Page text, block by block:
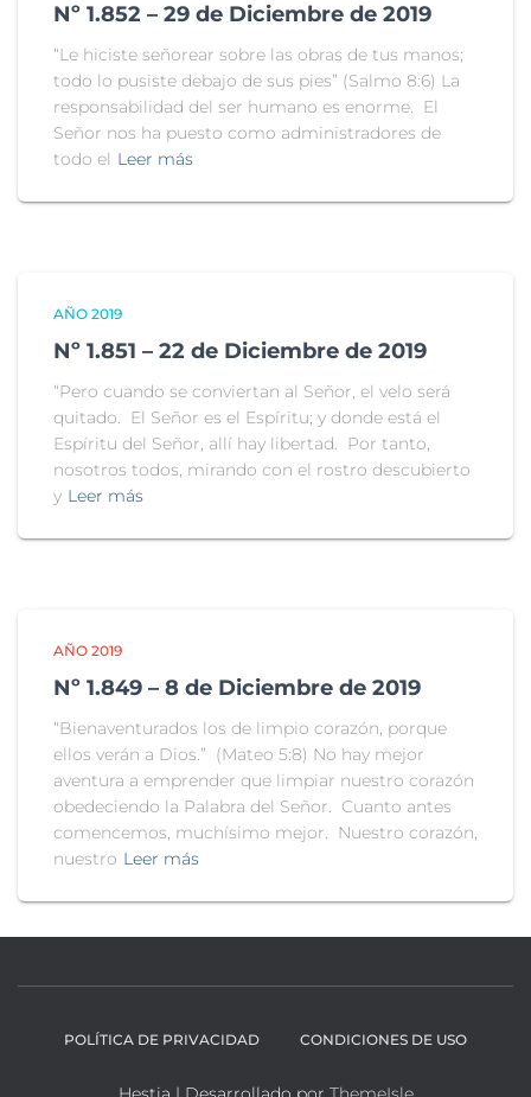
Nº 1.852 – 29 de Diciembre de 2019
“Le hiciste señorear sobre las obras de tus manos;
todo lo pusiste debajo de sus pies” (Salmo 8:6) La
responsabilidad del ser humano es enorme. El
Señor nos ha puesto como administradores de
todo el Leer más
AÑO 2019
Nº 1.851 – 22 de Diciembre de 2019
“Pero cuando se conviertan al Señor, el velo será
quitado. El Señor es el Espíritu; y donde está el
Espíritu del Señor, allí hay libertad. Por tanto,
nosotros todos, mirando con el rostro descubierto
y Leer más
AÑO 2019
Nº 1.849 – 8 de Diciembre de 2019
“Bienaventurados los de limpio corazón, porque
ellos verán a Dios.” (Mateo 5:8) No hay mejor
aventura a emprender que limpiar nuestro corazón
obedeciendo la Palabra del Señor. Cuanto antes
comencemos, muchísimo mejor. Nuestro corazón,
nuestro Leer más
POLÍTICA DE PRIVACIDAD CONDICIONES DE USO